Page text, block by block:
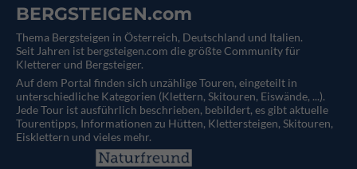
BERGSTEIGEN.com
Thema Bergsteigen in Österreich, Deutschland und Italien.
Seit Jahren ist bergsteigen.com die größte Community für
Kletterer und Bergsteiger.
Auf dem Portal finden sich unzählige Touren, eingeteilt in
unterschiedliche Kategorien (Klettern, Skitouren, Eiswände, ...).
Jede Tour ist ausführlich beschrieben, bebildert, es gibt aktuelle
Tourentipps, Informationen zu Hütten, Klettersteigen, Skitouren,
Eisklettern und vieles mehr.